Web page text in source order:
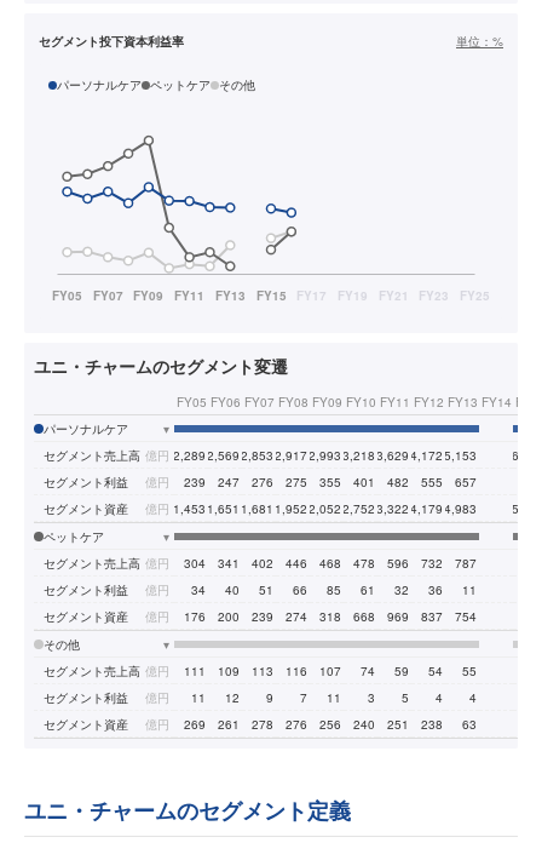
セグメント投下資本利益率 単位： %
パーソナルケア ペットケア その他
ユニ・チャームのセグメント変遷
FY05 FY06 FY07 FY08 FY09 FY10 FY11 FY12 FY13 FY14
パーソナルケア
▾
セグメント売上高 億円 2,289 2,569 2,853 2,9172,993 3,218 3,629 4,172 5,153
セグメント利益
億円 239 247 276 275 355 401 482 555 657
セグメント資産
億円 1,453 1,651 1,681 1,952 2,052 2,752 3,322 4,179 4,983
ペットケア
▾
セグメント売上高 億円 304 341 402 446 468 478 596 732 787
セグメント利益
億円 34 40 51 66 85 61 32 36 11
セグメント資産
億円 176 200 239 274 318 668 969 837 754
その他
▾
セグメント売上高 億円 111 109 113 116 107 74 59 54 55
セグメント利益
億円 11 12 9 7 11 3 5 4 4
セグメント資産
億円 269 261 278 276 256 240 251 238 63
ユニ・チャームのセグメント定義